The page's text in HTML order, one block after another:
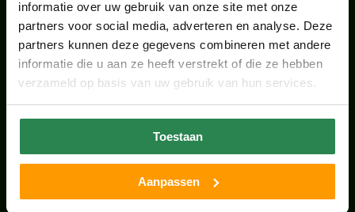
informatie over uw gebruik van onze site met onze
partners voor social media, adverteren en analyse. Deze
partners kunnen deze gegevens combineren met andere
informatie die u aan ze heeft verstrekt of die ze hebben
verzameld op basis van uw gebruik van hun services.
Toestaan
Aanpassen
juni 17, 2026
Kantoorplanten Utrecht
Kantoorplanten Amsterdam